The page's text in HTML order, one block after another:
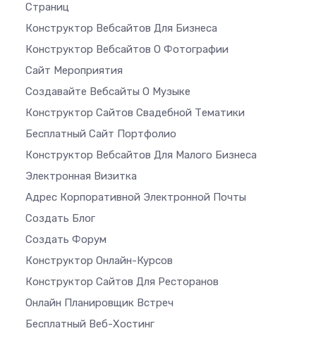
Страниц
Конструктор Вебсайтов Для Бизнеса
Конструктор Вебсайтов О Фотографии
Сайт Мероприятия
Создавайте Вебсайты О Музыке
Конструктор Сайтов Свадебной Тематики
Бесплатный Сайт Портфолио
Конструктор Вебсайтов Для Малого Бизнеса
Электронная Визитка
Адрес Корпоративной Электронной Почты
Создать Блог
Создать Форум
Конструктор Онлайн-Курсов
Конструктор Сайтов Для Ресторанов
Онлайн Планировщик Встреч
Бесплатный Веб-Хостинг